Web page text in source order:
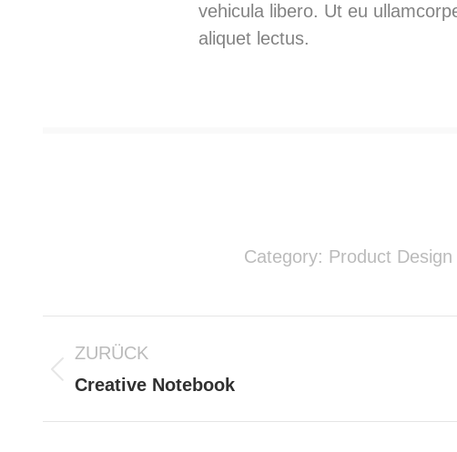
vehicula libero. Ut eu
aliquet lectus.
Category: Product Design
navigation
ZURÜCK
Previous
Creative Notebook